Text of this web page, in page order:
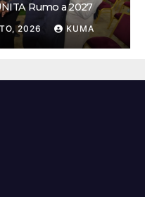
Rumo a 2027
2026 KUMA